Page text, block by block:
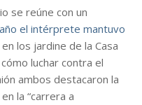
se reúne con un
el intérprete mantuvo
en los jardine de la Casa
luchar contra el
ambos destacaron la
la “carrera a